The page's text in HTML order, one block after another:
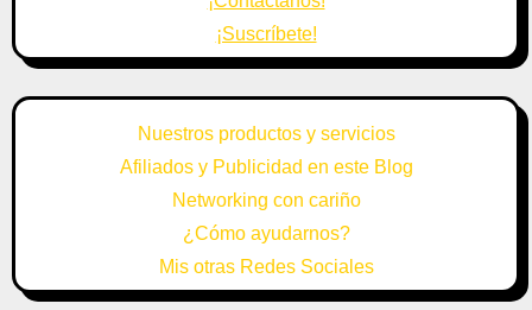
¡Suscríbete!
Nuestros productos y servicios
Afiliados y Publicidad en este Blog
Networking con cariño
¿Cómo ayudarnos?
Mis otras Redes Sociales